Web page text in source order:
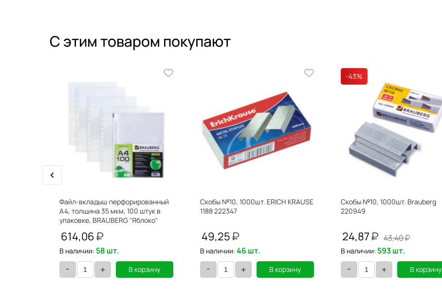
С этим товаром покупают
Файл-вкладыш перфорированный
А4, толщина 35 мкм, 100 штук в
упаковке, BRAUBERG "Яблоко"
614,06
В наличии: 58 шт.
- + В корзину
Скобы №10, 1000шт. ERICH KRAUSE
1188 222347
49,25
В наличии: 46 шт.
- + В корзину
-43%
Скобы №10, 1000шт. Brauberg
220949
24,87 43,40
В наличии: 593 шт.
- + В корзину
prev